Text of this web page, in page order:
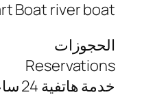
Boat river boat
الحجوزات
Reservations
خدمة هاتفية 24 ساعة